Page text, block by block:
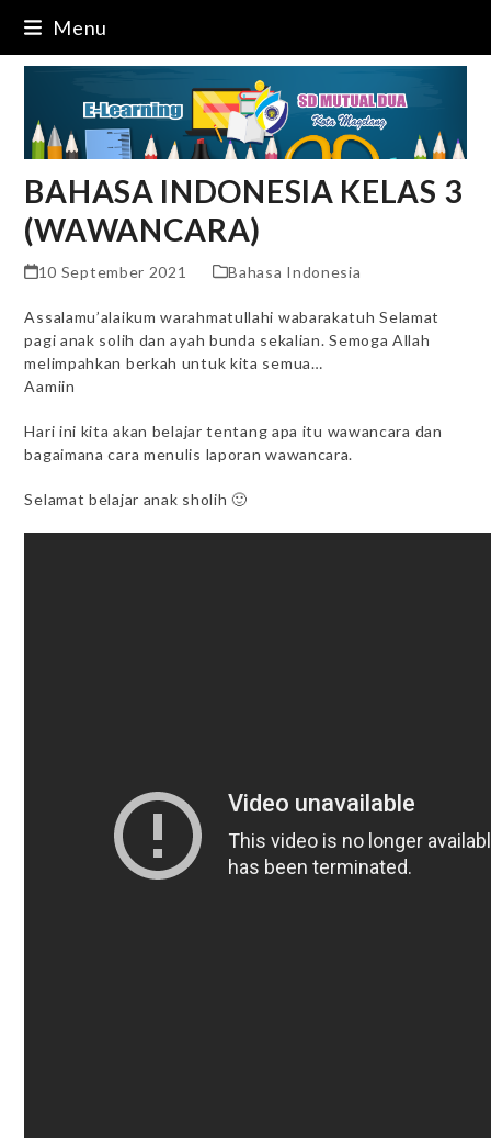
content
Menu
BAHASA INDONESIA KELAS 3
(WAWANCARA)
10 September 2021 Bahasa Indonesia
Assalamu’alaikum warahmatullahi wabarakatuh Selamat
pagi anak solih dan ayah bunda sekalian. Semoga Allah
melimpahkan berkah untuk kita semua…
Aamiin
Hari ini kita akan belajar tentang apa itu wawancara dan
bagaimana cara menulis laporan wawancara.
Selamat belajar anak sholih 🙂